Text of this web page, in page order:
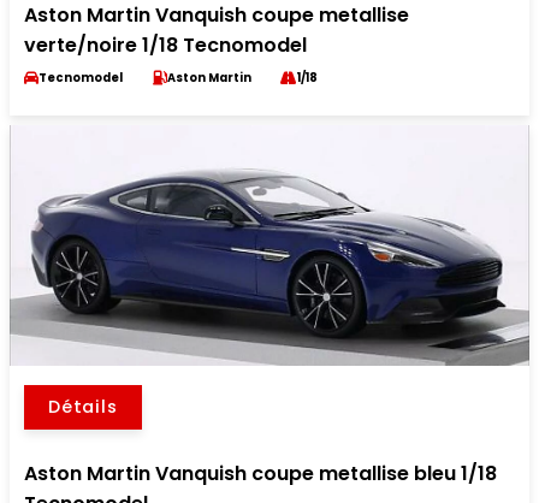
Aston Martin Vanquish coupe metallise
verte/noire 1/18 Tecnomodel
Tecnomodel Aston Martin 1/18
Détails
Aston Martin Vanquish coupe metallise bleu 1/18